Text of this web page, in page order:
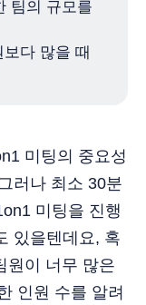
팀의 규모를
다 많을 때
미팅의 중요성
러나 최소 30분
미팅을 진행
있을텐데요, 혹
원이 너무 많은
인원 수를 알려